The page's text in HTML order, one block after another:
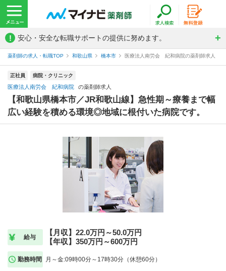
! 安心・安全な転職サポートの提供に努めます。
薬剤師の求人・転職TOP 和歌山県 橋本市 医療法人南労会 紀和病院の薬剤師求人
正社員 病院・クリニック
医療法人南労会 紀和病院 の薬剤師求人
【和歌山県橋本市／JR和歌山線】急性期～療養まで幅
広い経験を積める環境◎地域に根付いた病院です。
給与
【月収】22.0万円～50.0万円
【年収】350万円～600万円
勤務時間 月～金:09時00分～17時30分（休憩60分）